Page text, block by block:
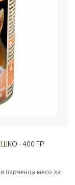
- 400 ГР
парченца месо за